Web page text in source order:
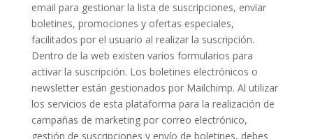
email para gestionar la lista de suscripciones, enviar
boletines, promociones y ofertas especiales,
facilitados por el usuario al realizar la suscripción.
Dentro de la web existen varios formularios para
activar la suscripción. Los boletines electrónicos o
newsletter están gestionados por Mailchimp. Al utilizar
los servicios de esta plataforma para la realización de
campañas de marketing por correo electrónico,
gestión de suscripciones y envío de boletines, debes